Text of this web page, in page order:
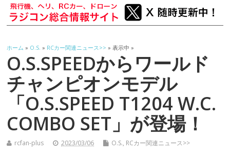
ホーム » O.S. » RCカー関連ニュース>> » 表示中 »
O.S.SPEEDからワールド
チャンピオンモデル
「O.S.SPEED T1204 W.C.
COMBO SET」が登場！
rcfan-plus 2023/03/06 O.S., RCカー関連ニュース>>